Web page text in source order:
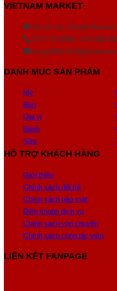
VIETNAM MARKET
Địa chỉ cty: Strada
072.772.8888 -
tung1980vn14@gmail.com
DANH MỤC SẢN PHẨM
Mỳ
Bún
Gia vị
Bánh
Sữa
HỖ TRỢ KHÁCH HÀNG
Giới thiệu
Chính sách đổi trả
Chính sách bảo mật
Điều khoản dịch vụ
Chính sách vận chuyển
Chính sách cộng tác viên
LIÊN KẾT FANPAGE